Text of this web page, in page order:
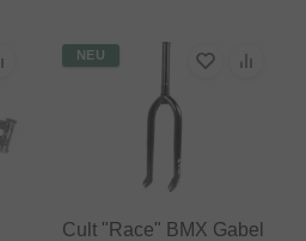
NEU
Cult "Race" BMX Gabel